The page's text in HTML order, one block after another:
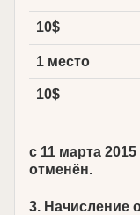
10$
1 место
10$
с 11 марта
отменён.
3. Начисление